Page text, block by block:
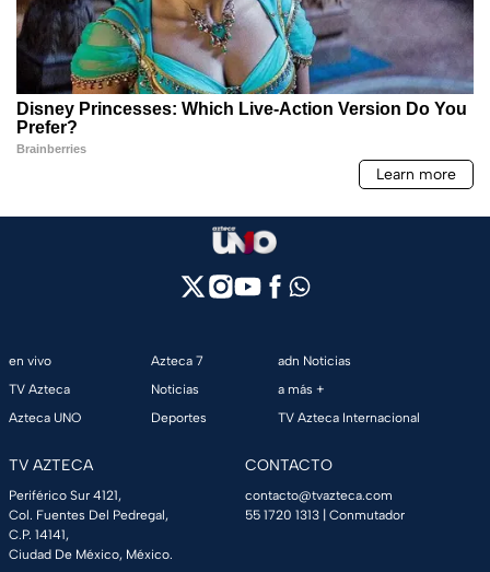
en vivo
TV Azteca
Azteca UNO
Azteca 7
Noticias
Deportes
adn Noticias
a más +
TV Azteca Internacional
TV AZTECA
Periférico Sur 4121,
Col. Fuentes Del Pedregal,
C.P. 14141,
Ciudad De México, México.
CONTACTO
contacto@tvazteca.com
55 1720 1313 | Conmutador